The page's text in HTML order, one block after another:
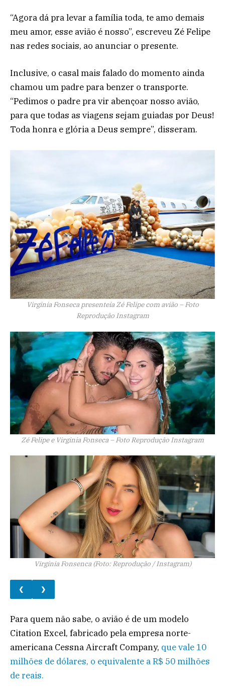
“Agora dá pra levar a família toda, te amo demais
meu amor, esse avião é nosso”, escreveu Zé Felipe
nas redes sociais, ao anunciar o presente.
Inclusive, o casal mais falado do momento ainda
chamou um padre para benzer o transporte.
“Pedimos o padre pra vir abençoar nosso avião,
para que todas as viagens sejam guiadas por Deus!
Toda honra e glória a Deus sempre”, disseram.
Virginia Fonseca presenteia Zé Felipe com avião – Foto
Reprodução Instagram
Zé Felipe e Virginia Fonseca – Foto Reprodução Instagram
Virgínia Fonsenca (Foto: Reprodução / Instagram)
❮ ❯
Para quem não sabe, o avião é de um modelo
Citation Excel, fabricado pela empresa norte-
americana Cessna Aircraft Company, que vale 10
milhões de dólares, o equivalente a R$ 50 milhões
de reais.